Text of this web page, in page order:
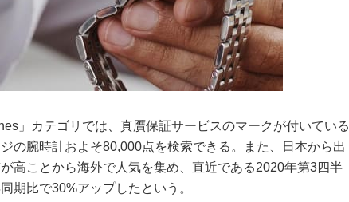
」カテゴリでは、真贋保証サービスのマークが付いている
の腕時計およそ80,000点を検索できる。また、日本から出
高ことから海外で人気を集め、直近である2020年第3四半
期比で30%アップしたという。